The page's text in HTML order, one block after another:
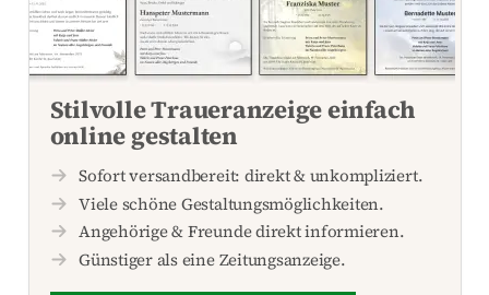
Stilvolle Traueranzeige einfach
online gestalten
Sofort versandbereit: direkt & unkompliziert.
Viele schöne Gestaltungsmöglichkeiten.
Angehörige & Freunde direkt informieren.
Günstiger als eine Zeitungsanzeige.